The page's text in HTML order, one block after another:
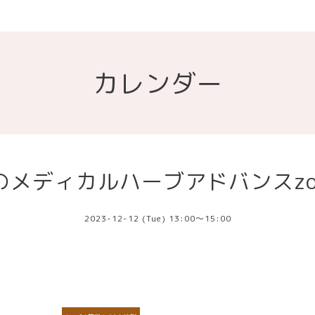
カレンダー
メディカルハーブアドバンス
2023-12-12 (Tue) 13:00～15:00